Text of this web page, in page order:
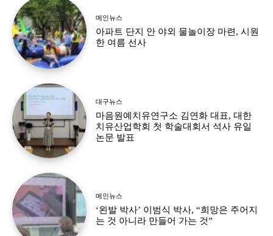
메인뉴스
아파트 단지 안 야외 물놀이장 마련, 시원
한 여름 선사
대구뉴스
마음원예치유연구소 김연화 대표, 대한
치유산업학회 첫 학술대회서 석사 유일
논문 발표
메인뉴스
‘왼발 박사’ 이범식 박사, “희망은 주어지
는 것 아니라 만들어 가는 것”